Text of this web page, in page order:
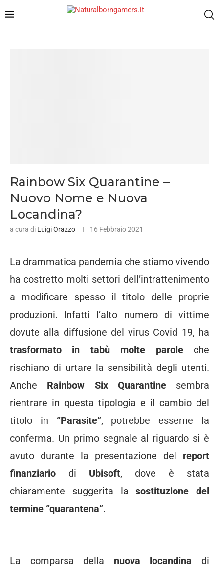
Rainbow Six Quarantine –
Nuovo Nome e Nuova
Locandina?
a cura di Luigi Orazzo 16 Febbraio 2021
La drammatica pandemia che stiamo vivendo
ha costretto molti settori dell’intrattenimento
a modificare spesso il titolo delle proprie
produzioni. Infatti l’alto numero di vittime
dovute alla diffusione del virus Covid 19, ha
trasformato in tabù molte paroleche
rischiano di urtare la sensibilità degli utenti.
Anche Rainbow Six Quarantinesembra
rientrare in questa tipologia e il cambio del
titolo in “Parasite”, potrebbe esserne la
conferma. Un primo segnale al riguardo si è
avuto durante la presentazione del report
finanziario di Ubisoft, dove è stata
chiaramente suggerita lasostituzione del
termine “quarantena”.
La comparsa della nuova locandina di